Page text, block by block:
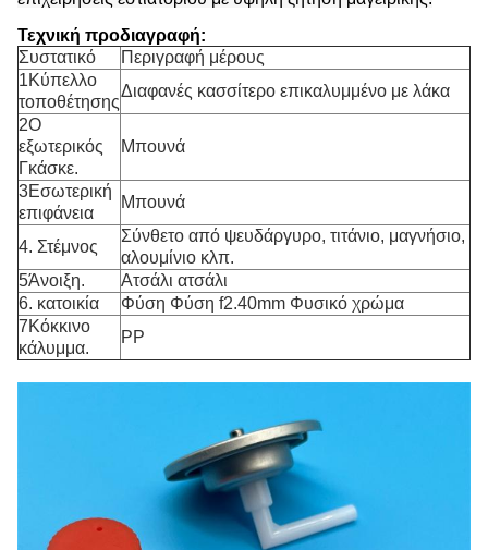
Τεχνική προδιαγραφή:
Συστατικό
Περιγραφή μέρους
1Κύπελλο
τοποθέτησης
Διαφανές κασσίτερο επικαλυμμένο με λάκα
2Ο
εξωτερικός
Γκάσκε.
Μπουνά
3Εσωτερική
επιφάνεια
Μπουνά
4. Στέμνος
Σύνθετο από ψευδάργυρο, τιτάνιο, μαγνήσιο,
αλουμίνιο κλπ.
5Άνοιξη.
Ατσάλι ατσάλι
6. κατοικία
Φύση Φύση f2.40mm Φυσικό χρώμα
7Κόκκινο
κάλυμμα.
PP